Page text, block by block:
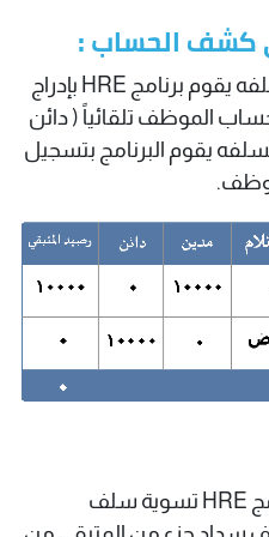
كشف الحساب :
عند الموافقه على طلب السلفه يقوم برنامج HRE بإدراج
الموظف تلقائياً ( دائن
يقوم البرنامج بتسجيل
تستطيع ايضاً من خلال برنامج HRE تسوية سلف